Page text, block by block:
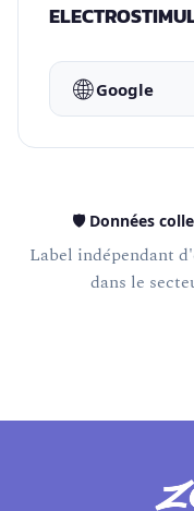
🌐 Google
🛡️ Données
Label indépendant
dans le